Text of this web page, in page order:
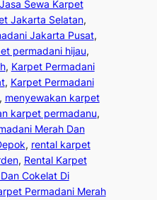
Jasa Sewa Karpet
Jakarta Selatan
Jakarta Pusat
permadani hijau
, Karpet Permadani
, Karpet Permadani
menyewakan karpet
karpet permadanu
Merah Dan
, rental karpet
, Rental Karpet
Cokelat Di
Permadani Merah